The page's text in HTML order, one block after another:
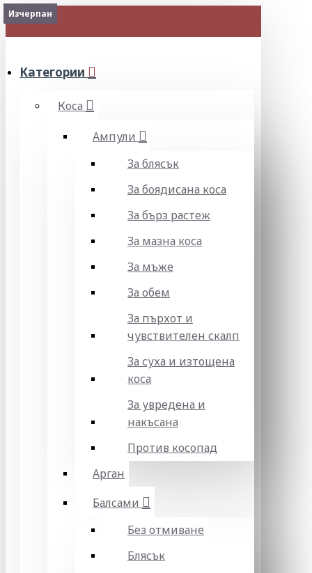
МЕНЮ
Категории
Коса
Ампули
За блясък
За боядисана коса
За бърз растеж
За мазна коса
За мъже
За обем
За пърхот и
чувствителен скалп
За суха и изтощена
коса
За увредена и
накъсана
Против косопад
Арган
Балсами
Без отмиване
Блясък
Изчерпан
2-3 Days
Изчерпан
Изчерпан